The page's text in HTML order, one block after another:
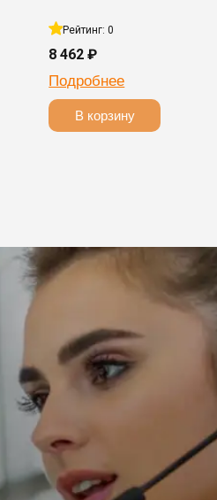
Рейтинг: 0
8 462 ₽
Подробнее
В корзину